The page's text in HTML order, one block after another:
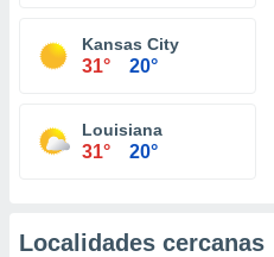
Kansas City
31° 20°
Louisiana
31° 20°
Localidades cercanas